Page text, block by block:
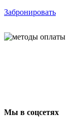
Забронировать
Мы в соцсетях